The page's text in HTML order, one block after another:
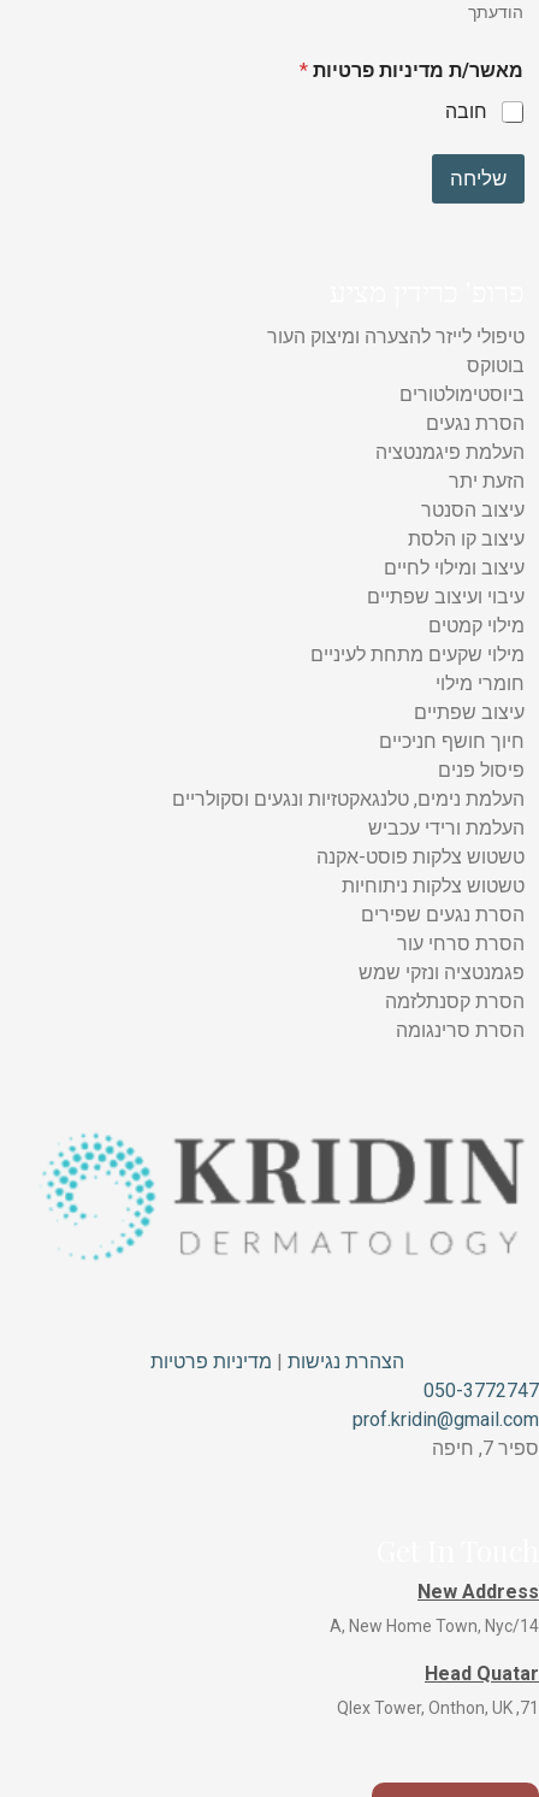
הודעתך
מאשר/ת מדיניות פרטיות *
חובה
שליחה
טיפולי לייזר להצערה ומיצוק העור
בוטוקס
ביוסטימולטורים
הסרת נגעים
העלמת פיגמנטציה
הזעת יתר
עיצוב הסנטר
עיצוב קו הלסת
עיצוב ומילוי לחיים
עיבוי ועיצוב שפתיים
מילוי קמטים
מילוי שקעים מתחת לעיניים
חומרי מילוי
עיצוב שפתיים
חיוך חושף חניכיים
פיסול פנים
העלמת נימים, טלנגאקטזיות ונגעים וסקולריים
העלמת ורידי עכביש
טשטוש צלקות פוסט-אקנה
טשטוש צלקות ניתוחיות
הסרת נגעים שפירים
הסרת סרחי עור
פגמנטציה ונזקי שמש
הסרת קסנתלזמה
הסרת סרינגומה
הצהרת נגישות | מדיניות פרטיות
050-3772747
prof.kridin@gmail.com
ספיר 7, חיפה
New Address
14/A, New Home Town, Nyc
Head Quatar
71, Qlex Tower, Onthon, UK